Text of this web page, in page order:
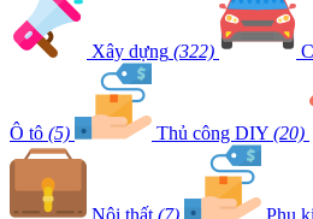
Xây dựng (322)
Ô tô (5) Thủ công DIY (20)
Nội thất (7) Phụ